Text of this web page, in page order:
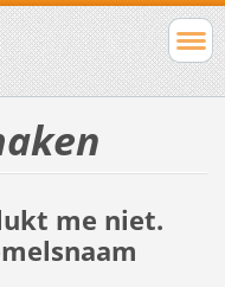
me niet.